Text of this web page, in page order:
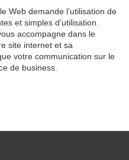
Web demande l’utilisation de
et simples d’utilisation.
accompagne dans le
site internet et sa
votre communication sur le
de business.